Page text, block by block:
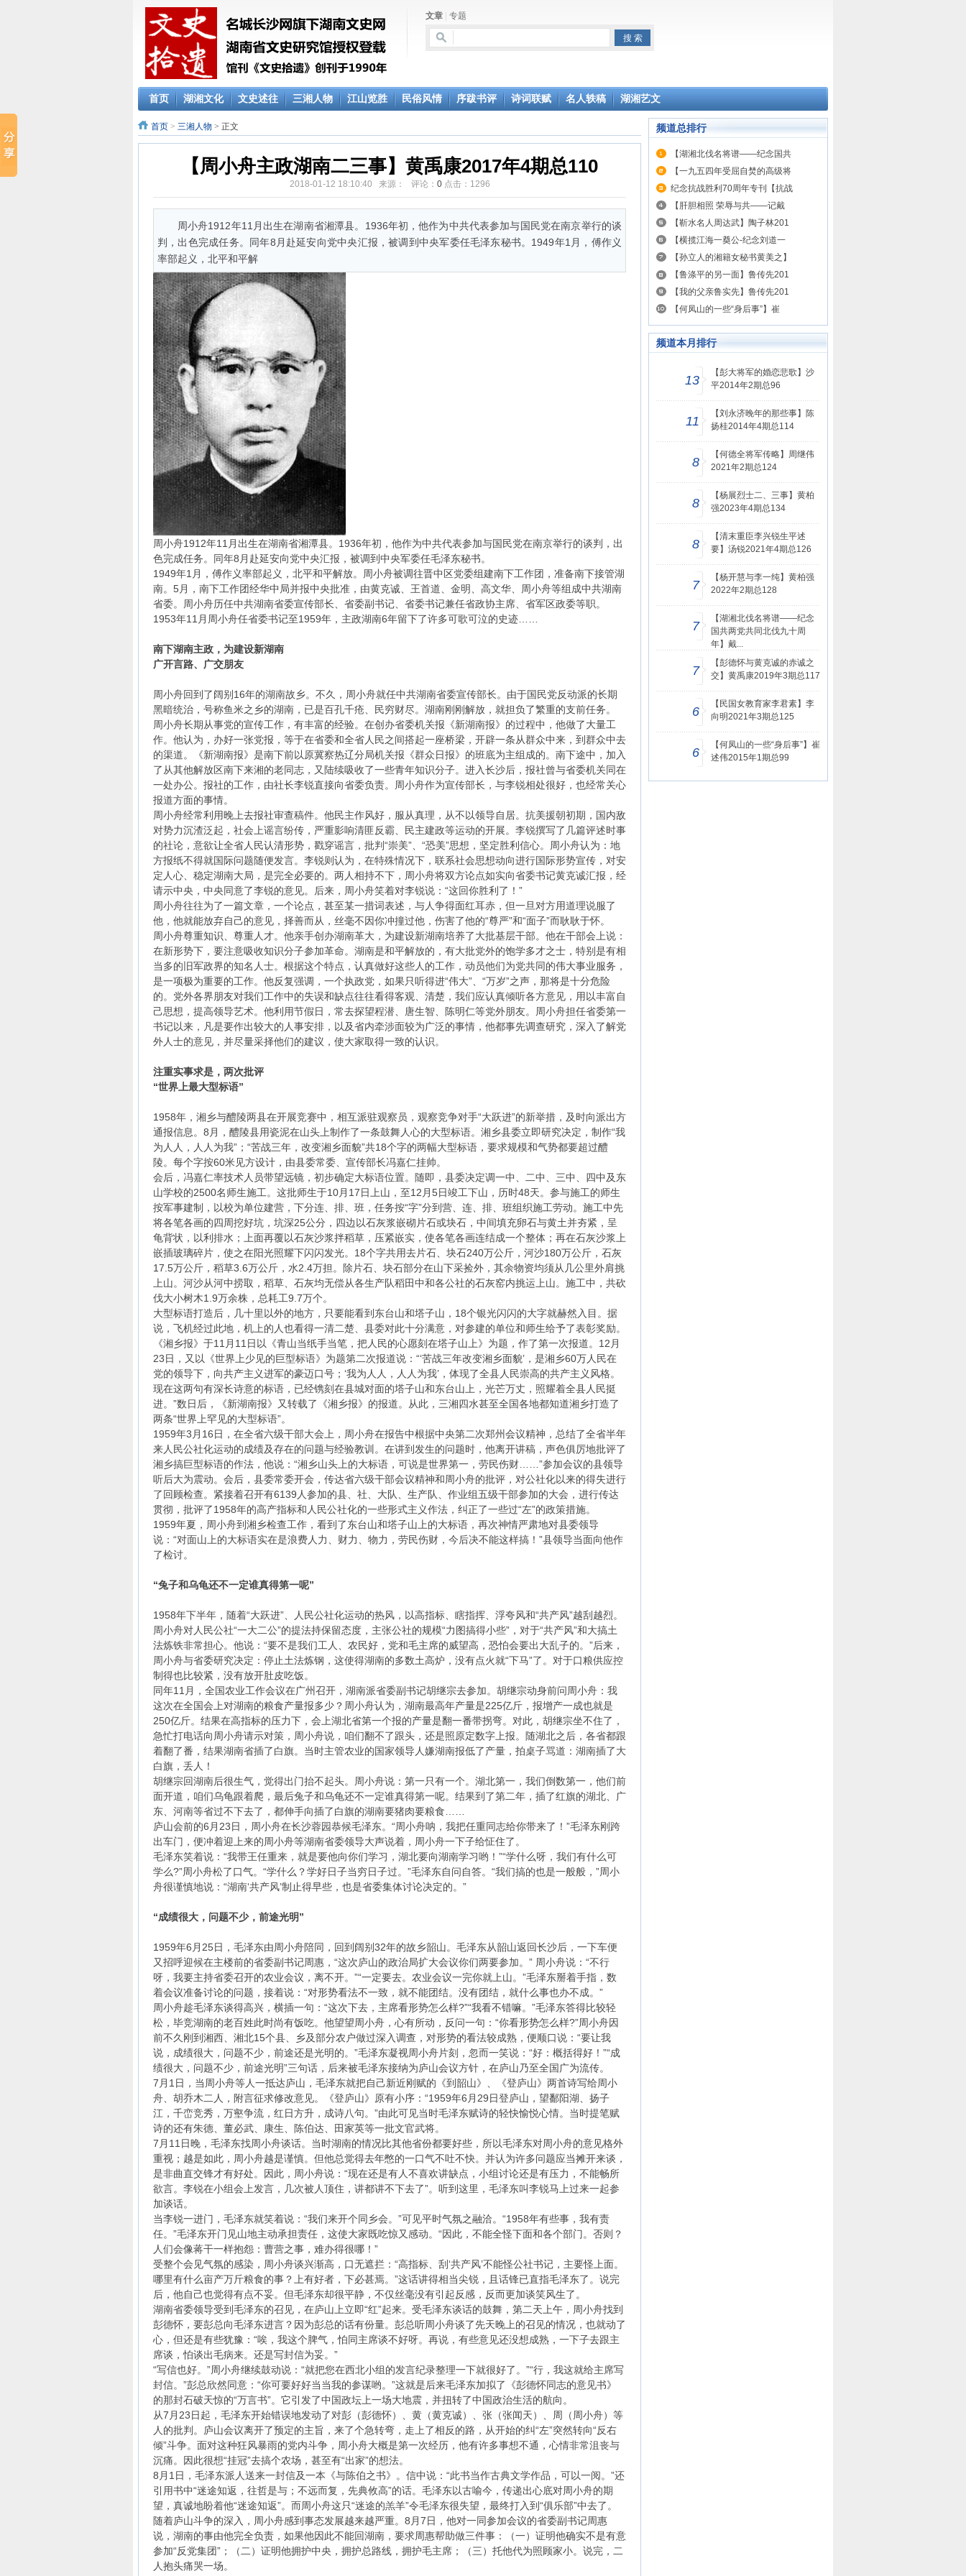
文章 专题
首页 湖湘文化 文史述往 三湘人物 江山览胜 民俗风情 序跋书评 诗词联赋 名人轶稿 湖湘艺文
首页 > 三湘人物 > 正文
【周小舟主政湖南二三事】黄禹康2017年4期总110
2018-01-12 18:10:40 来源： 评论： 0点击： 1296
周小舟1912年11月出生在湖南省湘潭县。1936年初，他作为中共代表参加与国民党在南京举行的谈
判，出色完成任务。同年8月赴延安向党中央汇报，被调到中央军委任毛泽东秘书。1949年1月，傅作义
率部起义，北平和平解
周小舟1912年11月出生在湖南省湘潭县。1936年初，他作为中共代表参加与国民党在南京举行的谈判，出
色完成任务。同年8月赴延安向党中央汇报，被调到中央军委任毛泽东秘书。
1949年1月，傅作义率部起义，北平和平解放。周小舟被调往晋中区党委组建南下工作团，准备南下接管湖
南。5月，南下工作团经华中局并报中央批准，由黄克诚、王首道、金明、高文华、周小舟等组成中共湖南
省委。周小舟历任中共湖南省委宣传部长、省委副书记、省委书记兼任省政协主席、省军区政委等职。
1953年11月周小舟任省委书记至1959年，主政湖南6年留下了许多可歌可泣的史迹……
南下湖南主政，为建设新湖南
广开言路、广交朋友
周小舟回到了阔别16年的湖南故乡。不久，周小舟就任中共湖南省委宣传部长。由于国民党反动派的长期
黑暗统治，号称鱼米之乡的湖南，已是百孔千疮、民穷财尽。湖南刚刚解放，就担负了繁重的支前任务。
周小舟长期从事党的宣传工作，有丰富的经验。在创办省委机关报《新湖南报》的过程中，他做了大量工
作。他认为，办好一张党报，等于在省委和全省人民之间搭起一座桥梁，开辟一条从群众中来，到群众中去
的渠道。《新湖南报》是南下前以原冀察热辽分局机关报《群众日报》的班底为主组成的。南下途中，加入
了从其他解放区南下来湘的老同志，又陆续吸收了一些青年知识分子。进入长沙后，报社曾与省委机关同在
一处办公。报社的工作，由社长李锐直接向省委负责。周小舟作为宣传部长，与李锐相处很好，也经常关心
报道方面的事情。
周小舟经常利用晚上去报社审查稿件。他民主作风好，服从真理，从不以领导自居。抗美援朝初期，国内敌
对势力沉渣泛起，社会上谣言纷传，严重影响清匪反霸、民主建政等运动的开展。李锐撰写了几篇评述时事
的社论，意欲让全省人民认清形势，戳穿谣言，批判“崇美”、“恐美”思想，坚定胜利信心。周小舟认为：地
方报纸不得就国际问题随便发言。李锐则认为，在特殊情况下，联系社会思想动向进行国际形势宣传，对安
定人心、稳定湖南大局，是完全必要的。两人相持不下，周小舟将双方论点如实向省委书记黄克诚汇报，经
请示中央，中央同意了李锐的意见。后来，周小舟笑着对李锐说：“这回你胜利了！”
周小舟往往为了一篇文章，一个论点，甚至某一措词表述，与人争得面红耳赤，但一旦对方用道理说服了
他，他就能放弃自己的意见，择善而从，丝毫不因你冲撞过他，伤害了他的“尊严”和“面子”而耿耿于怀。
周小舟尊重知识、尊重人才。他亲手创办湖南革大，为建设新湖南培养了大批基层干部。他在干部会上说：
在新形势下，要注意吸收知识分子参加革命。湖南是和平解放的，有大批党外的饱学多才之士，特别是有相
当多的旧军政界的知名人士。根据这个特点，认真做好这些人的工作，动员他们为党共同的伟大事业服务，
是一项极为重要的工作。他反复强调，一个执政党，如果只听得进“伟大”、“万岁”之声，那将是十分危险
的。党外各界朋友对我们工作中的失误和缺点往往看得客观、清楚，我们应认真倾听各方意见，用以丰富自
己思想，提高领导艺术。他利用节假日，常去探望程潜、唐生智、陈明仁等党外朋友。周小舟担任省委第一
书记以来，凡是要作出较大的人事安排，以及省内牵涉面较为广泛的事情，他都事先调查研究，深入了解党
外人士的意见，并尽量采择他们的建议，使大家取得一致的认识。
注重实事求是，两次批评
“世界上最大型标语”
1958年，湘乡与醴陵两县在开展竞赛中，相互派驻观察员，观察竞争对手“大跃进”的新举措，及时向派出方
通报信息。8月，醴陵县用瓷泥在山头上制作了一条鼓舞人心的大型标语。湘乡县委立即研究决定，制作“我
为人人，人人为我”；“苦战三年，改变湘乡面貌”共18个字的两幅大型标语，要求规模和气势都要超过醴
陵。每个字按60米见方设计，由县委常委、宣传部长冯嘉仁挂帅。
会后，冯嘉仁率技术人员带望远镜，初步确定大标语位置。随即，县委决定调一中、二中、三中、四中及东
山学校的2500名师生施工。这批师生于10月17日上山，至12月5日竣工下山，历时48天。参与施工的师生
按军事建制，以校为单位建营，下分连、排、班，任务按“字”分到营、连、排、班组织施工劳动。施工中先
将各笔各画的四周挖好坑，坑深25公分，四边以石灰浆嵌砌片石或块石，中间填充卵石与黄土并夯紧，呈
龟背状，以利排水；上面再覆以石灰沙浆拌稻草，压紧嵌实，使各笔各画连结成一个整体；再在石灰沙浆上
嵌插玻璃碎片，使之在阳光照耀下闪闪发光。18个字共用去片石、块石240万公斤，河沙180万公斤，石灰
17.5万公斤，稻草3.6万公斤，水2.4万担。除片石、块石部分在山下采捡外，其余物资均须从几公里外肩挑
上山。河沙从河中捞取，稻草、石灰均无偿从各生产队稻田中和各公社的石灰窑内挑运上山。施工中，共砍
伐大小树木1.9万余株，总耗工9.7万个。
大型标语打造后，几十里以外的地方，只要能看到东台山和塔子山，18个银光闪闪的大字就赫然入目。据
说，飞机经过此地，机上的人也看得一清二楚、县委对此十分满意，对参建的单位和师生给予了表彰奖励。
《湘乡报》于11月11日以《青山当纸手当笔，把人民的心愿刻在塔子山上》为题，作了第一次报道。12月
23日，又以《世界上少见的巨型标语》为题第二次报道说：“‘苦战三年改变湘乡面貌’，是湘乡60万人民在
党的领导下，向共产主义进军的豪迈口号；‘我为人人，人人为我’，体现了全县人民崇高的共产主义风格。
现在这两句有深长诗意的标语，已经镌刻在县城对面的塔子山和东台山上，光芒万丈，照耀着全县人民挺
进。”数日后，《新湖南报》又转载了《湘乡报》的报道。从此，三湘四水甚至全国各地都知道湘乡打造了
两条“世界上罕见的大型标语”。
1959年3月16日，在全省六级干部大会上，周小舟在报告中根据中央第二次郑州会议精神，总结了全省半年
来人民公社化运动的成绩及存在的问题与经验教训。在讲到发生的问题时，他离开讲稿，声色俱厉地批评了
湘乡搞巨型标语的作法，他说：“湘乡山头上的大标语，可说是世界第一，劳民伤财……”参加会议的县领导
听后大为震动。会后，县委常委开会，传达省六级干部会议精神和周小舟的批评，对公社化以来的得失进行
了回顾检查。紧接着召开有6139人参加的县、社、大队、生产队、作业组五级干部参加的大会，进行传达
贯彻，批评了1958年的高产指标和人民公社化的一些形式主义作法，纠正了一些过“左”的政策措施。
1959年夏，周小舟到湘乡检查工作，看到了东台山和塔子山上的大标语，再次神情严肃地对县委领导
说：“对面山上的大标语实在是浪费人力、财力、物力，劳民伤财，今后决不能这样搞！”县领导当面向他作
了检讨。
“兔子和乌龟还不一定谁真得第一呢”
1958年下半年，随着“大跃进”、人民公社化运动的热风，以高指标、瞎指挥、浮夸风和“共产风”越刮越烈。
周小舟对人民公社“一大二公”的提法持保留态度，主张公社的规模“力图搞得小些”，对于“共产风”和大搞土
法炼铁非常担心。他说：“要不是我们工人、农民好，党和毛主席的威望高，恐怕会要出大乱子的。”后来，
周小舟与省委研究决定：停止土法炼钢，这使得湖南的多数土高炉，没有点火就“下马”了。对于口粮供应控
制得也比较紧，没有放开肚皮吃饭。
同年11月，全国农业工作会议在广州召开，湖南派省委副书记胡继宗去参加。胡继宗动身前问周小舟：我
这次在全国会上对湖南的粮食产量报多少？周小舟认为，湖南最高年产量是225亿斤，报增产一成也就是
250亿斤。结果在高指标的压力下，会上湖北省第一个报的产量是翻一番带拐弯。对此，胡继宗坐不住了，
急忙打电话向周小舟请示对策，周小舟说，咱们翻不了跟头，还是照原定数字上报。随湖北之后，各省都跟
着翻了番，结果湖南省插了白旗。当时主管农业的国家领导人嫌湖南报低了产量，拍桌子骂道：湖南插了大
白旗，丢人！
胡继宗回湖南后很生气，觉得出门抬不起头。周小舟说：第一只有一个。湖北第一，我们倒数第一，他们前
面开道，咱们乌龟跟着爬，最后兔子和乌龟还不一定谁真得第一呢。结果到了第二年，插了红旗的湖北、广
东、河南等省过不下去了，都伸手向插了白旗的湖南要猪肉要粮食……
庐山会前的6月23日，周小舟在长沙蓉园恭候毛泽东。“周小舟呐，我把任重同志给你带来了！”毛泽东刚跨
出车门，便冲着迎上来的周小舟等湖南省委领导大声说着，周小舟一下子给怔住了。
毛泽东笑着说：“我带王任重来，就是要他向你们学习，湖北要向湖南学习哟！”“学什么呀，我们有什么可
学么?”周小舟松了口气。“学什么？学好日子当穷日子过。”毛泽东自问自答。“我们搞的也是一般般，”周小
舟很谨慎地说：“湖南‘共产风’制止得早些，也是省委集体讨论决定的。”
“成绩很大，问题不少，前途光明”
1959年6月25日，毛泽东由周小舟陪同，回到阔别32年的故乡韶山。毛泽东从韶山返回长沙后，一下车便
又招呼迎候在主楼前的省委副书记周惠，“这次庐山的政治局扩大会议你们两要参加。” 周小舟说：“不行
呀，我要主持省委召开的农业会议，离不开。”“一定要去。农业会议一完你就上山。”毛泽东掰着手指，数
着会议准备讨论的问题，接着说：“对形势看法不一致，就不能团结。没有团结，就什么事也办不成。”
周小舟趁毛泽东谈得高兴，横插一句：“这次下去，主席看形势怎么样?”“我看不错嘛。”毛泽东答得比较轻
松，毕竞湖南的老百姓此时尚有饭吃。他望望周小舟，心有所动，反问一句：“你看形势怎么样?”周小舟因
前不久刚到湘西、湘北15个县、乡及部分农户做过深入调查，对形势的看法较成熟，便顺口说：“要让我
说，成绩很大，问题不少，前途还是光明的。”毛泽东凝视周小舟片刻，忽而一笑说：“好：概括得好！”“成
绩很大，问题不少，前途光明”三句话，后来被毛泽东接纳为庐山会议方针，在庐山乃至全国广为流传。
7月1日，当周小舟等人一抵达庐山，毛泽东就把自己新近刚赋的《到韶山》、《登庐山》两首诗写给周小
舟、胡乔木二人，附言征求修改意见。《登庐山》原有小序：“1959年6月29日登庐山，望鄱阳湖、扬子
江，千峦竞秀，万壑争流，红日方升，成诗八句。”由此可见当时毛泽东赋诗的轻快愉悦心情。当时提笔赋
诗的还有朱德、董必武、康生、陈伯达、田家英等一批文官武将。
7月11日晚，毛泽东找周小舟谈话。当时湖南的情况比其他省份都要好些，所以毛泽东对周小舟的意见格外
重视；越是如此，周小舟越是谨慎。但他总觉得去年憋的一口气不吐不快。并认为许多问题应当摊开来谈，
是非曲直交锋才有好处。因此，周小舟说：“现在还是有人不喜欢讲缺点，小组讨论还是有压力，不能畅所
欲言。李锐在小组会上发言，几次被人顶住，讲都讲不下去了”。听到这里，毛泽东叫李锐马上过来一起参
加谈话。
当李锐一进门，毛泽东就笑着说：“我们来开个同乡会。”可见平时气氛之融洽。“1958年有些事，我有责
任。”毛泽东开门见山地主动承担责任，这使大家既吃惊又感动。“因此，不能全怪下面和各个部门。否则？
人们会像蒋干一样抱怨：曹营之事，难办得很哪！”
受整个会见气氛的感染，周小舟谈兴渐高，口无遮拦：“高指标、刮‘共产风’不能怪公社书记，主要怪上面。
哪里有什么亩产万斤粮食的事？上有好者，下必甚焉。”这话讲得相当尖锐，且话锋已直指毛泽东了。说完
后，他自己也觉得有点不妥。但毛泽东却很平静，不仅丝毫没有引起反感，反而更加谈笑风生了。
湖南省委领导受到毛泽东的召见，在庐山上立即“红”起来。受毛泽东谈话的鼓舞，第二天上午，周小舟找到
彭德怀，要彭总向毛泽东进言？因为彭总的话有份量。彭总听周小舟谈了先天晚上的召见的情况，也就动了
心，但还是有些犹豫：“唉，我这个脾气，怕同主席谈不好呀。再说，有些意见还没想成熟，一下子去跟主
席谈，怕谈出毛病来。还是写封信为妥。”
“写信也好。”周小舟继续鼓动说：“就把您在西北小组的发言纪录整理一下就很好了。”“行，我这就给主席写
封信。”彭总欣然同意：“你可要好好当当我的参谋哟。”这就是后来毛泽东加拟了《彭德怀同志的意见书》
的那封石破天惊的“万言书”。它引发了中国政坛上一场大地震，并扭转了中国政治生活的航向。
从7月23日起，毛泽东开始错误地发动了对彭（彭德怀）、黄（黄克诚）、张（张闻天）、周（周小舟）等
人的批判。庐山会议离开了预定的主旨，来了个急转弯，走上了相反的路，从开始的纠“左”突然转向“反右
倾”斗争。面对这种狂风暴雨的党内斗争，周小舟大概是第一次经历，他有许多事想不通，心情非常沮丧与
沉痛。因此很想“挂冠”去搞个农场，甚至有“出家”的想法。
8月1日，毛泽东派人送来一封信及一本《与陈伯之书》。信中说：“此书当作古典文学作品，可以一阅。”还
引用书中“迷途知返，往哲是与；不远而复，先典攸高”的话。毛泽东以古喻今，传递出心底对周小舟的期
望，真诚地盼着他“迷途知返”。而周小舟这只“迷途的羔羊”令毛泽东很失望，最终打入到“俱乐部”中去了。
随着庐山斗争的深入，周小舟感到事态发展越来越严重。8月7日，他对一同参加会议的省委副书记周惠
说，湖南的事由他完全负责，如果他因此不能回湖南，要求周惠帮助做三件事：（一）证明他确实不是有意
参加“反党集团”；（二）证明他拥护中央，拥护总路线，拥护毛主席；（三）托他代为照顾家小。说完，二
人抱头痛哭一场。
频道总排行
【湖湘北伐名将谱——纪念国共
【一九五四年受屈自焚的高级将
纪念抗战胜利70周年专刊【抗战
【肝胆相照 荣辱与共——记戴
【靳水名人周达武】陶子林201
【横揽江海一奠公-纪念刘道一
【孙立人的湘籍女秘书黄美之】
【鲁涤平的另一面】鲁传先201
【我的父亲鲁实先】鲁传先201
【何凤山的一些“身后事”】崔
频道本月排行
13
【彭大将军的婚恋悲歌】沙
平2014年2期总96
11
【刘永济晚年的那些事】陈
扬桂2014年4期总114
8
【何德全将军传略】周继伟
2021年2期总124
8
【杨展烈士二、三事】黄柏
强2023年4期总134
8
【清末重臣李兴锐生平述
要】汤锐2021年4期总126
7
【杨开慧与李一纯】黄柏强
2022年2期总128
7
【湖湘北伐名将谱——纪念
国共两党共同北伐九十周
年】戴...
7
【彭德怀与黄克诚的赤诚之
交】黄禹康2019年3期总117
6
【民国女教育家李君素】李
向明2021年3期总125
6
【何凤山的一些“身后事”】崔
述伟2015年1期总99